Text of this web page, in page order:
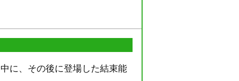
に、その後に登場した結束能